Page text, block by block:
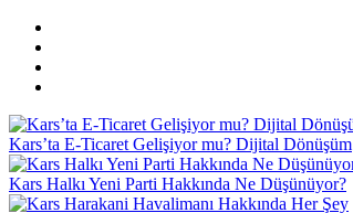
Kars’ta E-Ticaret Gelişiyor mu? Dijital Dönüşüm
Kars Halkı Yeni Parti Hakkında Ne Düşünüyor?